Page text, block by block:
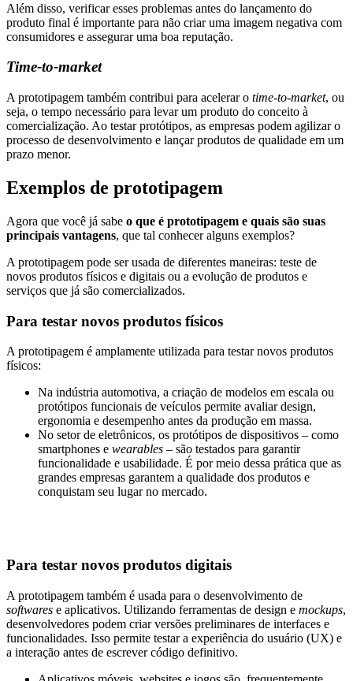
Além disso, verificar esses problemas antes do lançamento do
produto final é importante para não criar uma imagem negativa com
consumidores e assegurar uma boa reputação.
Time-to-market
A prototipagem também contribui para acelerar o time-to-market, ou
seja, o tempo necessário para levar um produto do conceito à
comercialização. Ao testar protótipos, as empresas podem agilizar o
processo de desenvolvimento e lançar produtos de qualidade em um
prazo menor.
Exemplos de prototipagem
Agora que você já sabe o que é prototipagem e quais são suas
principais vantagens, que tal conhecer alguns exemplos?
A prototipagem pode ser usada de diferentes maneiras: teste de
novos produtos físicos e digitais ou a evolução de produtos e
serviços que já são comercializados.
Para testar novos produtos físicos
A prototipagem é amplamente utilizada para testar novos produtos
físicos:
Na indústria automotiva, a criação de modelos em escala ou
protótipos funcionais de veículos permite avaliar design,
ergonomia e desempenho antes da produção em massa.
No setor de eletrônicos, os protótipos de dispositivos – como
smartphones e wearables – são testados para garantir
funcionalidade e usabilidade. É por meio dessa prática que as
grandes empresas garantem a qualidade dos produtos e
conquistam seu lugar no mercado.
Para testar novos produtos digitais
A prototipagem também é usada para o desenvolvimento de
softwares e aplicativos. Utilizando ferramentas de design e mockups,
desenvolvedores podem criar versões preliminares de interfaces e
funcionalidades. Isso permite testar a experiência do usuário (UX) e
a interação antes de escrever código definitivo.